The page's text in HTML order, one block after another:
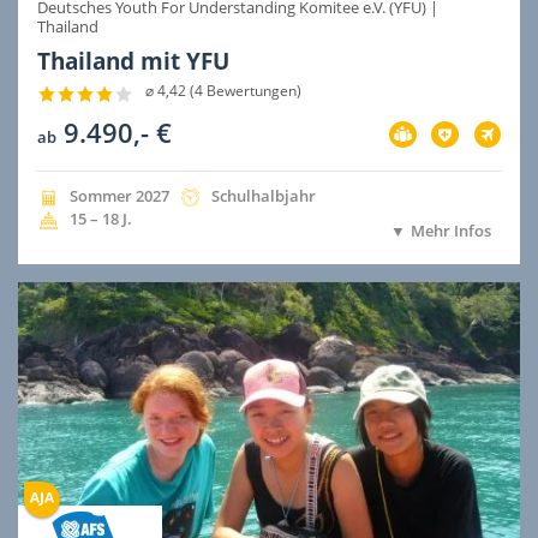
Deutsches Youth For Understanding Komitee e.V. (YFU) |
Thailand
Thailand mit YFU
⌀ 4,42 (4 Bewertungen)
ab 9.490,- €
Vorbereitung
im
Preis
Versicherung
im
Preis
Flug
im
Preis
Jahreszeit
der
Ausreise
Sommer Jahr
2027 Dauer
Schulhalbjahr
Alter
15 – 18 J.
Mehr Infos